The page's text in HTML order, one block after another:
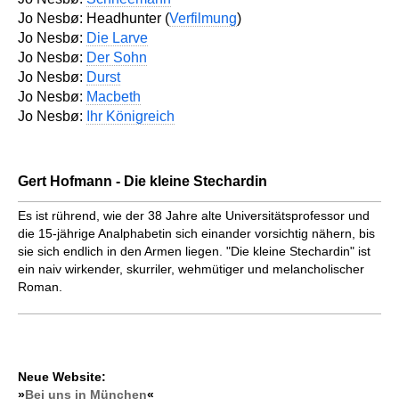
Jo Nesbø: Headhunter (Verfilmung)
Jo Nesbø: Die Larve
Jo Nesbø: Der Sohn
Jo Nesbø: Durst
Jo Nesbø: Macbeth
Jo Nesbø:
Ihr Königreich
Gert Hofmann - Die kleine Stechardin
Es ist rührend, wie der 38 Jahre alte Universitätsprofessor und
die 15-jährige Analphabetin sich einander vorsichtig nähern, bis
sie sich endlich in den Armen liegen. "Die kleine Stechardin" ist
ein naiv wirkender, skurriler, wehmütiger und melancholischer
Roman.
Neue Website:
»Bei uns in München«